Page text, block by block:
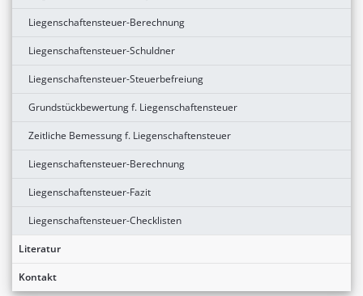
Liegenschaftensteuer-Berechnung
Liegenschaftensteuer-Schuldner
Liegenschaftensteuer-Steuerbefreiung
Grundstückbewertung f. Liegenschaftensteuer
Zeitliche Bemessung f. Liegenschaftensteuer
Liegenschaftensteuer-Berechnung
Liegenschaftensteuer-Fazit
Liegenschaftensteuer-Checklisten
Literatur
Kontakt